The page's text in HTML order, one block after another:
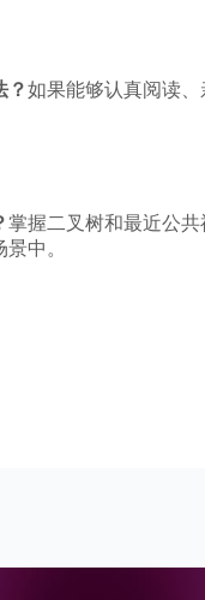
？如果能够认真阅读
掌握二叉树和最近公
中。